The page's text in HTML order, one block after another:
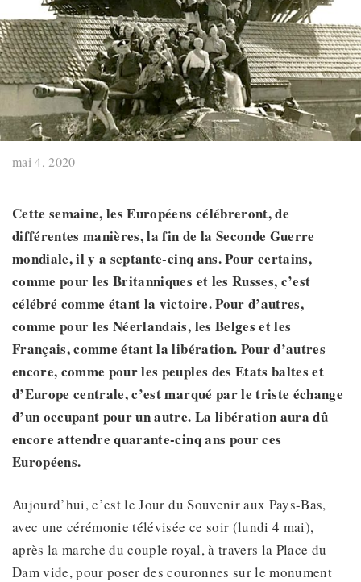
mai 4, 2020
Cette semaine, les Européens célébreront, de
différentes manières, la fin de la Seconde Guerre
mondiale, il y a septante-cinq ans. Pour certains,
comme pour les Britanniques et les Russes, c’est
célébré comme étant la victoire. Pour d’autres,
comme pour les Néerlandais, les Belges et les
Français, comme étant la libération. Pour d’autres
encore, comme pour les peuples des Etats baltes et
d’Europe centrale, c’est marqué par le triste échange
d’un occupant pour un autre. La libération aura dû
encore attendre quarante-cinq ans pour ces
Européens.
Aujourd’hui, c’est le Jour du Souvenir aux Pays-Bas,
avec une cérémonie télévisée ce soir (lundi 4 mai),
après la marche du couple royal, à travers la Place du
Dam vide, pour poser des couronnes sur le monument